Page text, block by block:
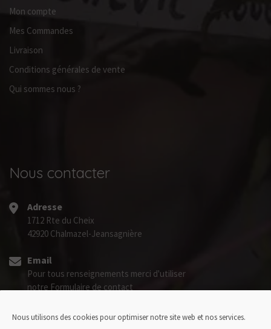
Nous utilisons des cookies pour optimiser notre site web et nos services.
Mon compte
Mes Commandes
Livraison
Conditions générales de vente
Qui sommes nous ?
Nous contacter
Adresse
1712 Rte du Cheix
42920 Chalmazel-Jeansagnière
Email
Pour tous renseignements merci d'utiliser
notre Formulaire de contact